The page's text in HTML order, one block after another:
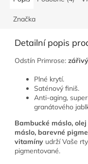
Značka
Detailní popis
Odstín Primrose:
Plné krytí.
Saténový finiš.
Anti-aging,
granátového
Bambucké máslo,
máslo, barevné
vitamíny udrží Vaše
pigmentované.